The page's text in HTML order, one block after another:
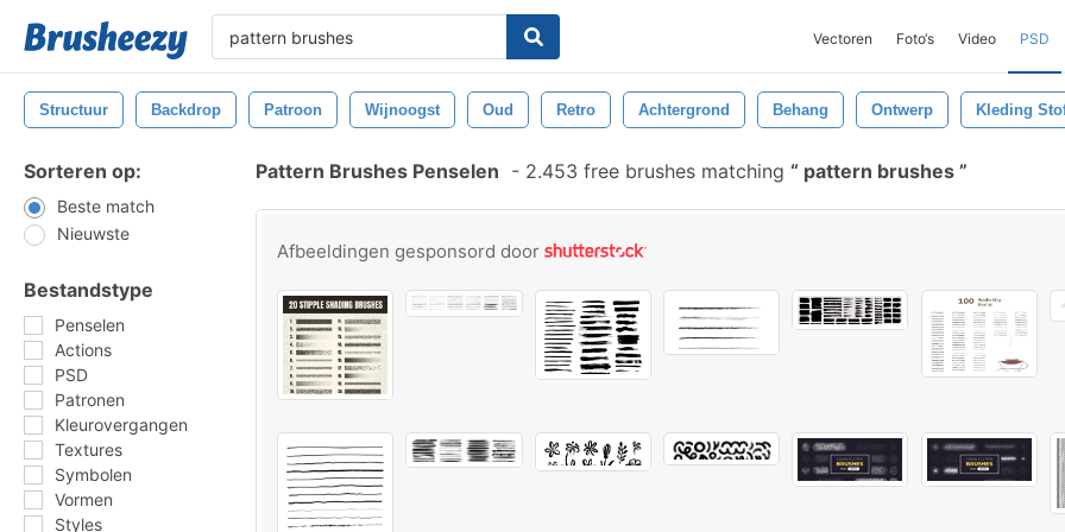
Vectoren Foto‘s Video PSD
Structuur Backdrop Patroon Wijnoogst Oud Retro Achtergrond Behang Ontwerp Kleding
Sorteren op:
Beste match
Nieuwste
Bestandstype
Penselen
Actions
PSD
Patronen
Kleurovergangen
Textures
Symbolen
Vormen
Styles
Pattern Brushes Penselen - 2.453 free brushes matching pattern brushes
Afbeeldingen gesponsord door